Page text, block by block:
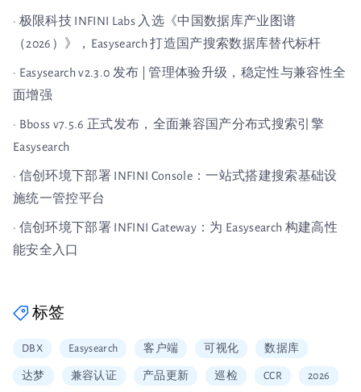
· 极限科技 INFINI Labs 入选《中国数据库产业图谱
（2026）》，Easysearch 打造国产搜索数据库替代标杆
· Easysearch v2.3.0 发布 | 管理体验升级，稳定性与兼容性全
面增强
· Bboss v7.5.6 正式发布，全面兼容国产分布式搜索引擎
Easysearch
· 信创环境下部署 INFINI Console：一站式搭建搜索基础设
施统一管控平台
· 信创环境下部署 INFINI Gateway：为 Easysearch 构建高性
能安全入口
标签
DBX Easysearch 客户端 可视化 数据库
达梦 兼容认证 产品更新 巡检 CCR 2026